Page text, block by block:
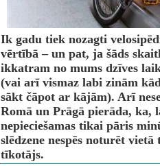
Ik gadu tiek nozagti
vērtībā – un pat, ja šāds
ikkatram no mums dzīves
(vai arī vismaz labi zinām
sākt čāpot ar kājām). Arī
Romā un Prāgā pierāda, ka,
nepieciešamas tikai pāris
slēdzene nespēs noturēt
tīkotājs.